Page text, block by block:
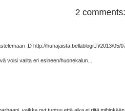
2 comments:
;D http://hunajaista.bellablogit.fi/2013/05/
voisi valita eri esineen/huonekalun...